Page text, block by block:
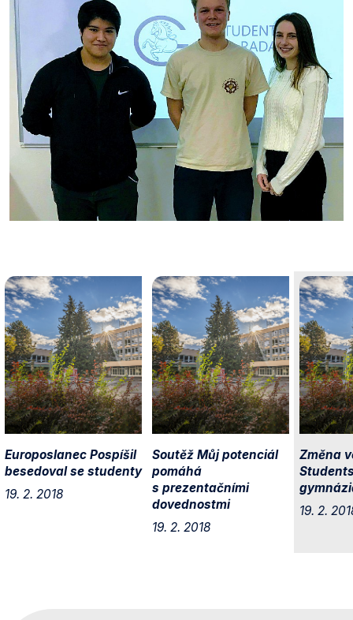
Europoslanec Pospíšil
besedoval se studenty
19. 2. 2018
Soutěž Můj potenciál
pomáhá
s prezentačními
dovednostmi
19. 2. 2018
Změna
19. 2.